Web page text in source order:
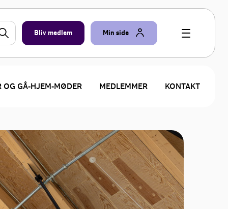
Bliv medlem Min side
OG GÅ-HJEM-MØDER MEDLEMMER KONTAKT